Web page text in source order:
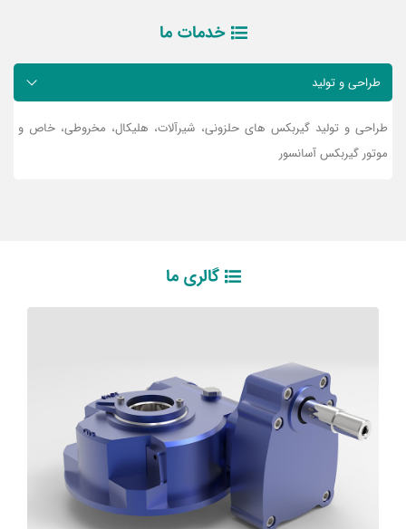
خدمات ما
طراحی و تولید
طراحی و تولید گیربکس های حلزونی، شیرآلات، هلیکال، مخروطی، خاص و
موتور گیربکس آسانسور
گالری ما